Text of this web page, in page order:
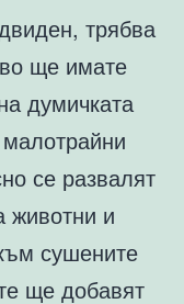
трябва
ще имате
думичката
се развалят
животни и
сушените
ще добавят